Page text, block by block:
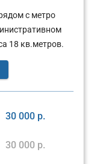
с метро
18 кв.метров.
30 000 р.
30 000 р.